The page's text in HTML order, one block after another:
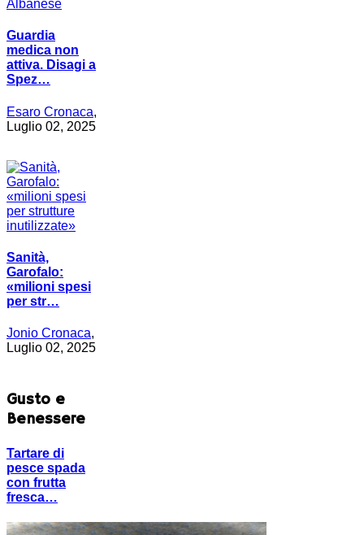
Guardia
medica non
attiva. Disagi a
Spez…
Esaro Cronaca,
Luglio 02, 2025
Sanità,
Garofalo:
«milioni spesi
per str…
Jonio Cronaca,
Luglio 02, 2025
Gusto e
Benessere
Tartare di
pesce spada
con frutta
fresca…